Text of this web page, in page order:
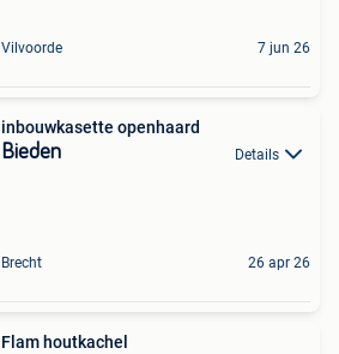
Vilvoorde 7 jun 26
inbouwkasette openhaard
Bieden Details
Brecht 26 apr 26
Flam houtkachel